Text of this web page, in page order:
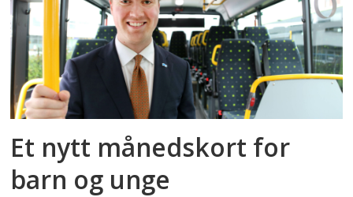
Et nytt månedskort for
barn og unge